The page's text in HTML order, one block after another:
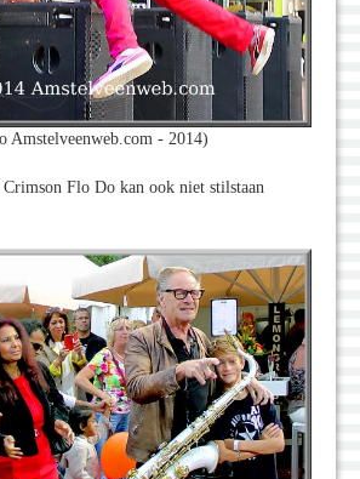
Amstelveenweb.com - 2014)
Crimson Flo Do kan ook niet stilstaan